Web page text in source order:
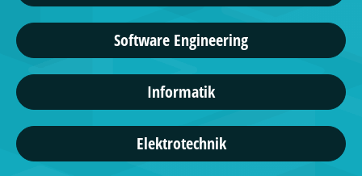
Software Engineering
Informatik
Elektrotechnik